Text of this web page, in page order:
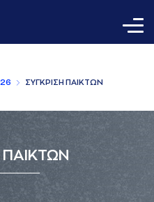
ΣΥΓΚΡΙΣΗ ΠAΙΚΤΩΝ
ΠΑΙΚΤΩΝ